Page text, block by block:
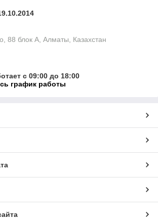
88 блок A, Алматы, Казахстан
с 09:00 до 18:00
график работы